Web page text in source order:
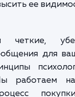
мы создаем
вашего